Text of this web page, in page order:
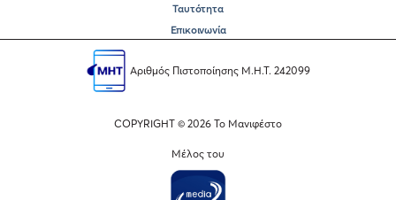
Ταυτότητα
Επικοινωνία
Αριθμός Πιστοποίησης Μ.Η.Τ. 242099
COPYRIGHT © 2026 Το Μανιφέστο
Μέλος του